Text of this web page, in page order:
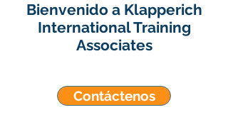
Bienvenido a Klapperich
International Training
Associates
Contáctenos